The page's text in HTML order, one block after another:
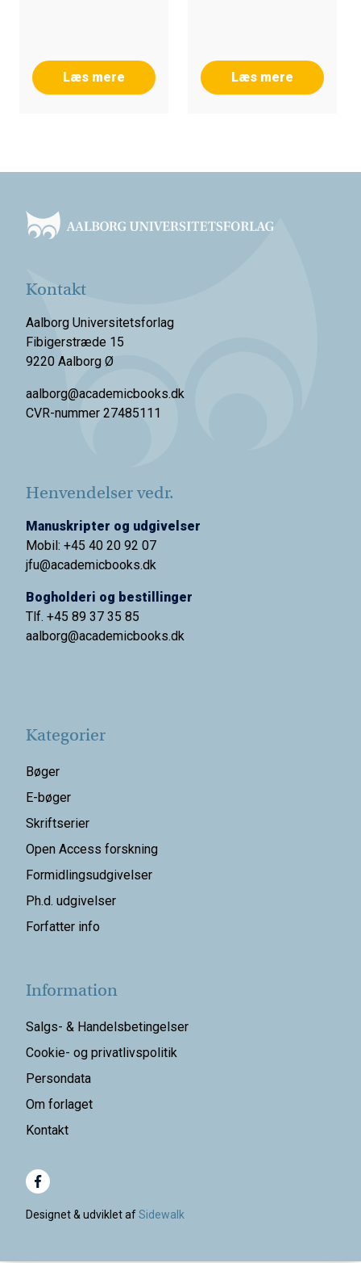
Læs mere Læs mere
Kontakt
Aalborg Universitetsforlag
Fibigerstræde 15
9220 Aalborg Ø
aalborg@academicbooks.dk
CVR-nummer 27485111
Henvendelser vedr.
Manuskripter og udgivelser
Mobil: +45 40 20 92 07
jfu@academicbooks.dk
Bogholderi og bestillinger
Tlf. +45 89 37 35 85
aalborg@academicbooks.dk
Kategorier
Bøger
E-bøger
Skriftserier
Open Access forskning
Formidlingsudgivelser
Ph.d. udgivelser
Forfatter info
Information
Salgs- & Handelsbetingelser
Cookie- og privatlivspolitik
Persondata
Om forlaget
Kontakt
Designet & udviklet afSidewalk